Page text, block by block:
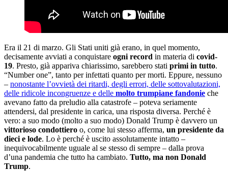
Era il 21 di marzo. Gli Stati uniti già erano, in quel momento,
decisamente avviati a conquistare ogni record in materia di covid-
19. Presto, già appariva chiarissimo, sarebbero stati primi in tutto.
“Number one”, tanto per infettati quanto per morti. Eppure, nessuno
– nonostante l’ovvietà dei ritardi, degli errori, delle sottovalutazioni,
delle ridicole incongruenze e delle molto trumpiane fandonie che
avevano fatto da preludio alla catastrofe – poteva seriamente
attendersi, dal presidente in carica, una risposta diversa. Perché è
vero: a suo modo (molto a suo modo) Donald Trump è davvero un
vittorioso condottiero o, come lui stesso afferma, un presidente da
dieci e lode. Lo è perché è uscito assolutamente intatto –
inequivocabilmente uguale al se stesso di sempre – dalla prova
d’una pandemia che tutto ha cambiato. Tutto, ma non Donald
Trump.